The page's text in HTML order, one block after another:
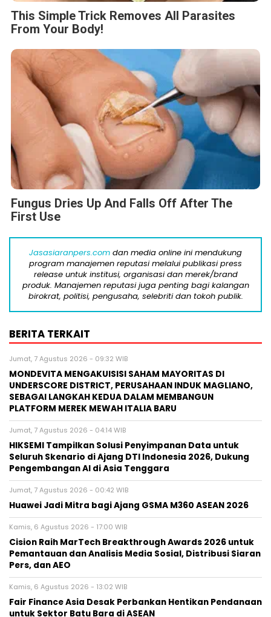
This Simple Trick Removes All Parasites
From Your Body!
Fungus Dries Up And Falls Off After The
First Use
Jasasiaranpers.com dan media online ini mendukung
program manajemen reputasi melalui publikasi press
release untuk institusi, organisasi dan merek/brand
produk. Manajemen reputasi juga penting bagi kalangan
birokrat, politisi, pengusaha, selebriti dan tokoh publik.
BERITA TERKAIT
Jumat, 7 Agustus 2026 - 09:32 WIB
MONDEVITA MENGAKUISISI SAHAM MAYORITAS DI
UNDERSCORE DISTRICT, PERUSAHAAN INDUK MAGLIANO,
SEBAGAI LANGKAH KEDUA DALAM MEMBANGUN
PLATFORM MEREK MEWAH ITALIA BARU
Jumat, 7 Agustus 2026 - 04:14 WIB
HIKSEMI Tampilkan Solusi Penyimpanan Data untuk
Seluruh Skenario di Ajang DTI Indonesia 2026, Dukung
Pengembangan AI di Asia Tenggara
Jumat, 7 Agustus 2026 - 00:42 WIB
Huawei Jadi Mitra bagi Ajang GSMA M360 ASEAN 2026
Kamis, 6 Agustus 2026 - 17:00 WIB
Cision Raih MarTech Breakthrough Awards 2026 untuk
Pemantauan dan Analisis Media Sosial, Distribusi Siaran
Pers, dan AEO
Kamis, 6 Agustus 2026 - 13:02 WIB
Fair Finance Asia Desak Perbankan Hentikan Pendanaan
untuk Sektor Batu Bara di ASEAN